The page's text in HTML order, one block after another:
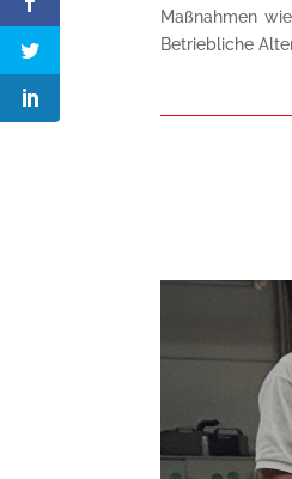
Maßnahmen
Betriebliche